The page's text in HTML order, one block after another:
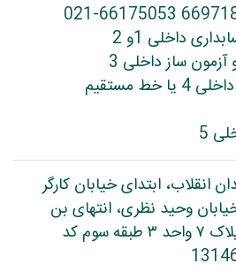
داخلی 1و 2
ساز داخلی 3
ارتباط با مدیریت داخلی 4 یا خط مستقیم
5
انقلاب، ابتدای خیابان کارگر
وحید نظری، انتهای بن
بست بختیاری پلاک ۷ واحد ۳ طبقه سوم کد